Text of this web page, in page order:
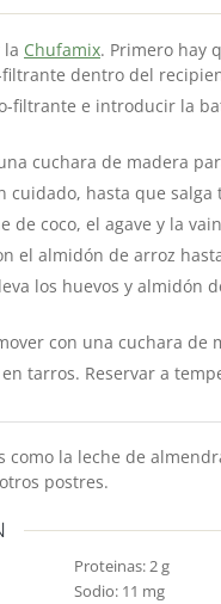
la Chufamix. Primero hay
dentro del
filtrante e introducir la
cuchara de madera
hasta que salga
de coco, el agave y la
el almidón de arroz
los huevos y almidón
con una cuchara de
tarros. Reservar a
como la leche de
postres.
Proteinas:2g
Sodio: 11 mg